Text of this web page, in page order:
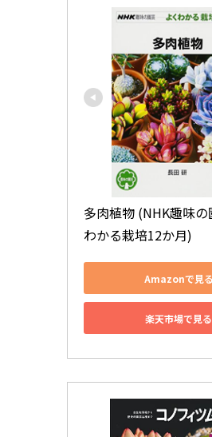
多肉植物 (NHK趣味の
わかる栽培12か月)
Amazonで見る
楽天市場で見る